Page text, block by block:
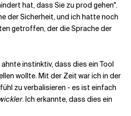
hat, dass Sie zu prod gehen".
der Sicherheit, und ich hatte noch
getroffen, der die Sprache der
ahnte instinktiv, dass dies ein Tool
wollte. Mit der Zeit war ich in der
zu verbalisieren - es ist einfach
. Ich erkannte, dass dies ein